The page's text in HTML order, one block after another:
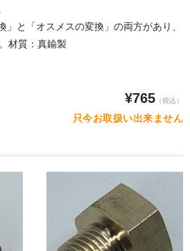
」と「オスメスの変換」の両方があり、
材質：真鍮製
¥765 （税込）
只今お取扱い出来ません